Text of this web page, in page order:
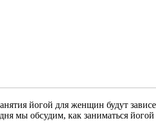
йогой для женщин будут
мы обсудим, как заниматься